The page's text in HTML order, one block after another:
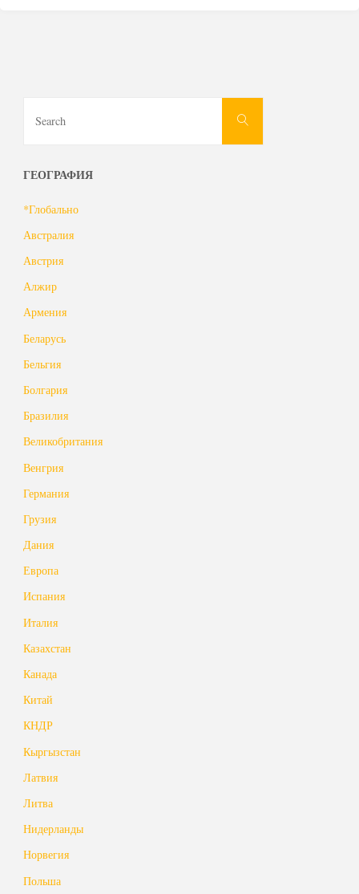
Search
ГЕОГРАФИЯ
*Глобально
Австралия
Австрия
Алжир
Армения
Беларусь
Бельгия
Болгария
Бразилия
Великобритания
Венгрия
Германия
Грузия
Дания
Европа
Испания
Италия
Казахстан
Канада
Китай
КНДР
Кыргызстан
Латвия
Литва
Нидерланды
Норвегия
Польша